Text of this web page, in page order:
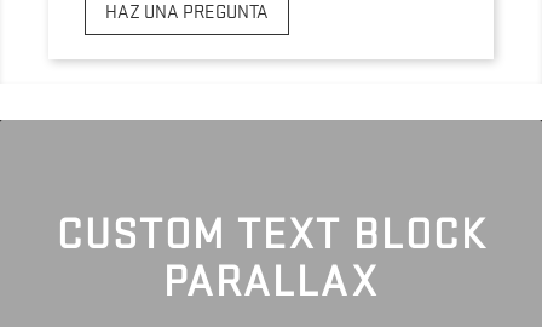
HAZ UNA PREGUNTA
CUSTOM TEXT BLOCK
PARALLAX